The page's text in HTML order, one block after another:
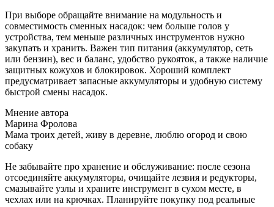
При выборе обращайте внимание на модульность и
совместимость сменных насадок: чем больше голов у
устройства, тем меньше различных инструментов нужно
закупать и хранить. Важен тип питания (аккумулятор, сеть
или бензин), вес и баланс, удобство рукояток, а также наличие
защитных кожухов и блокировок. Хороший комплект
предусматривает запасные аккумуляторы и удобную систему
быстрой смены насадок.
Мнение автора
Марина Фролова
Мама троих детей, живу в деревне, люблю огород и свою
собаку
Не забывайте про хранение и обслуживание: после сезона
отсоединяйте аккумуляторы, очищайте лезвия и редукторы,
смазывайте узлы и храните инструмент в сухом месте, в
чехлах или на крючках. Планируйте покупку под реальные